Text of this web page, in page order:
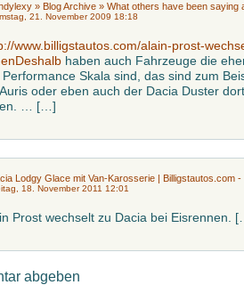
» Blog Archive » What others have been saying
21. November 2009 18:18
www.billigstautos.com/alain-prost-
haben auch Fahrzeuge die
Skala sind, das sind zum
oder eben auch der Dacia Duster
… […]
Lodgy Glace mit Van-Karosserie | Billigstautos.com
18. November 2011 12:01
Prost wechselt zu Dacia bei Eisrennen.
abgeben